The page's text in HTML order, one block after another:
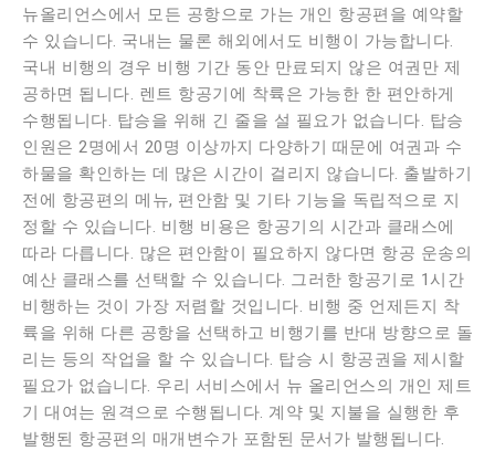
뉴올리언스에서 모든 공항으로 가는 개인 항공편을 예약할
수 있습니다. 국내는 물론 해외에서도 비행이 가능합니다.
국내 비행의 경우 비행 기간 동안 만료되지 않은 여권만 제
공하면 됩니다. 렌트 항공기에 착륙은 가능한 한 편안하게
수행됩니다. 탑승을 위해 긴 줄을 설 필요가 없습니다. 탑승
인원은 2명에서 20명 이상까지 다양하기 때문에 여권과 수
하물을 확인하는 데 많은 시간이 걸리지 않습니다. 출발하기
전에 항공편의 메뉴, 편안함 및 기타 기능을 독립적으로 지
정할 수 있습니다. 비행 비용은 항공기의 시간과 클래스에
따라 다릅니다. 많은 편안함이 필요하지 않다면 항공 운송의
예산 클래스를 선택할 수 있습니다. 그러한 항공기로 1시간
비행하는 것이 가장 저렴할 것입니다. 비행 중 언제든지 착
륙을 위해 다른 공항을 선택하고 비행기를 반대 방향으로 돌
리는 등의 작업을 할 수 있습니다. 탑승 시 항공권을 제시할
필요가 없습니다. 우리 서비스에서 뉴 올리언스의 개인 제트
기 대여는 원격으로 수행됩니다. 계약 및 지불을 실행한 후
발행된 항공편의 매개변수가 포함된 문서가 발행됩니다.